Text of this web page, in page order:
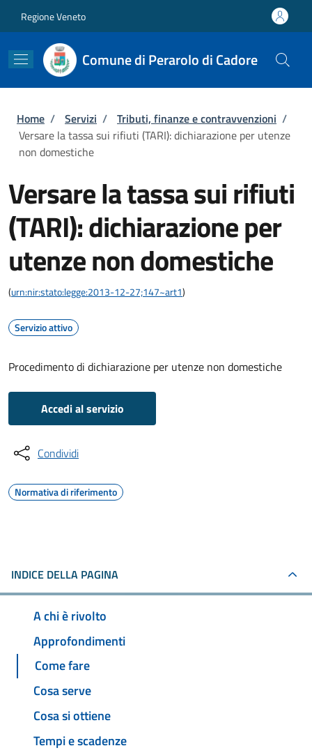
Regione Veneto
Comune di Perarolo di Cadore
Briciole di pane
Home / Servizi / Tributi, finanze e contravvenzioni /
Versare la tassa sui rifiuti (TARI): dichiarazione per utenze
non domestiche
Versare la tassa sui rifiuti
(TARI): dichiarazione per
utenze non domestiche
(urn:nir:stato:legge:2013-12-27;147~art1)
Servizio attivo
Procedimento di dichiarazione per utenze non domestiche
Accedi al servizio
Condividi
Normativa di riferimento
INDICE DELLA PAGINA
A chi è rivolto
Approfondimenti
Come fare
Cosa serve
Cosa si ottiene
Tempi e scadenze